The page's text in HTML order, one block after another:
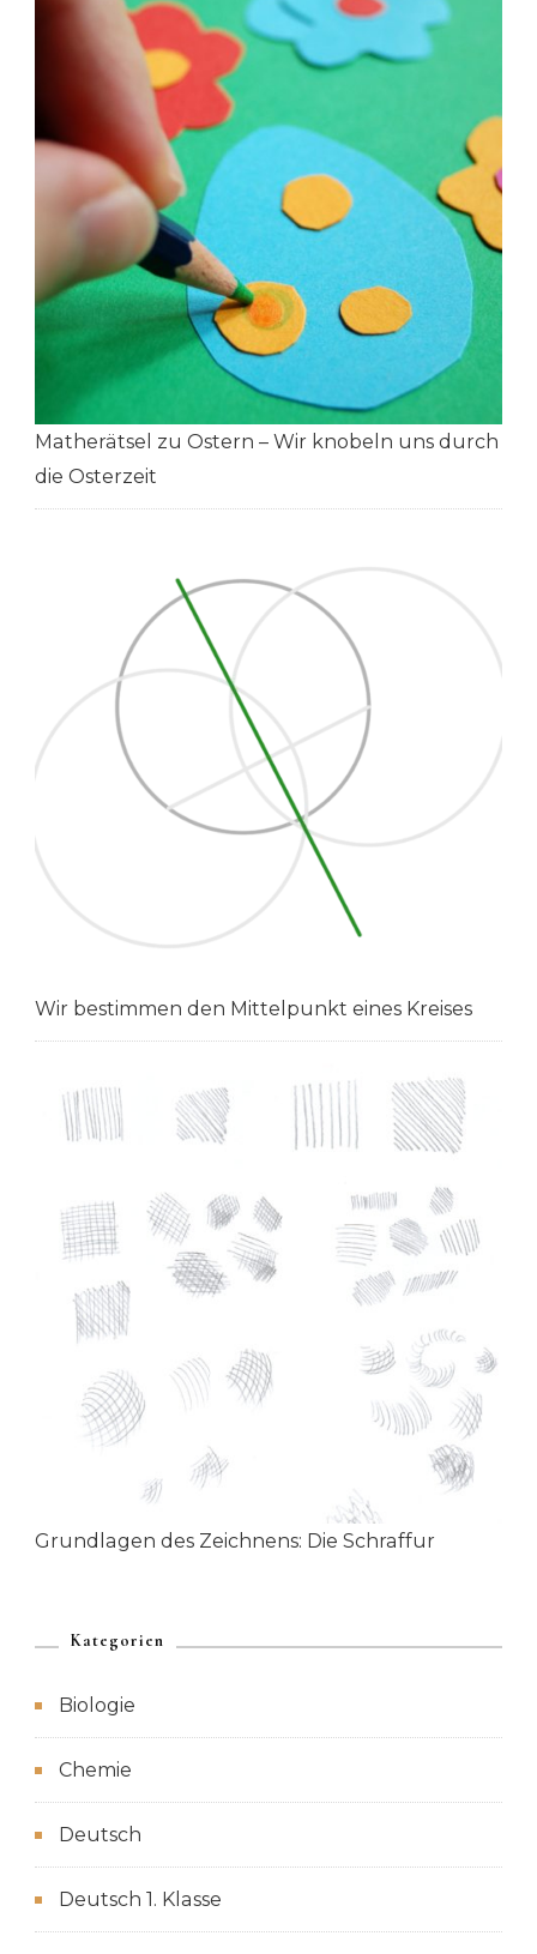
Matherätsel zu Ostern – Wir knobeln uns durch
die Osterzeit
Wir bestimmen den Mittelpunkt eines Kreises
Grundlagen des Zeichnens: Die Schraffur
Kategorien
Biologie
Chemie
Deutsch
Deutsch 1. Klasse